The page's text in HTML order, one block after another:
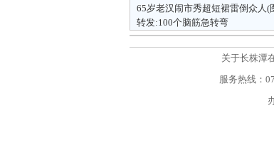
65岁老汉闹市秀超短裙雷倒众人(
转发:100个脑筋急转弯
关于长株潭
服务热线：